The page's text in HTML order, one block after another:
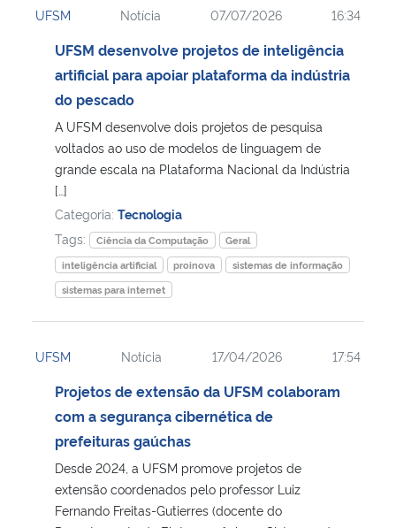
Ministério da Cidadania
Ministério de Minas e Energia
Ministério da Ciência, Tecnologia, Inovações e Comunicações
Ministério do Turismo
Ministério do Desenvolvimento Regional
Ministério da Mulher, da Família e dos Direitos Humanos
Secretaria-Geral
Secretaria de Governo
UFSM Notícia 07/07/2026 16:34
UFSM desenvolve projetos de inteligência
artificial para apoiar plataforma da indústria
do pescado
A UFSM desenvolve dois projetos de pesquisa
voltados ao uso de modelos de linguagem de
grande escala na Plataforma Nacional da Indústria
[…]
Categoria: Tecnologia
Tags:
Ciência da Computação
Geral
inteligência artificial
proinova
sistemas de informação
sistemas para internet
UFSM Notícia 17/04/2026 17:54
Projetos de extensão da UFSM colaboram
com a segurança cibernética de
prefeituras gaúchas
Desde 2024, a UFSM promove projetos de
extensão coordenados pelo professor Luiz
Fernando Freitas-Gutierres (docente do